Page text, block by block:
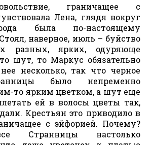
граничащее с
Лена, глядя вокруг
была по-настоящему
наверное, июль – буйство
разных, ярких, одуряюще
шут, то Маркус обязательно
несколько, так что черное
было непременно
то ярким цветком, а шут еще
ей в волосы цветы так,
Крестьян это приводило в
с эйфорией. Почему?
Странницы настолько